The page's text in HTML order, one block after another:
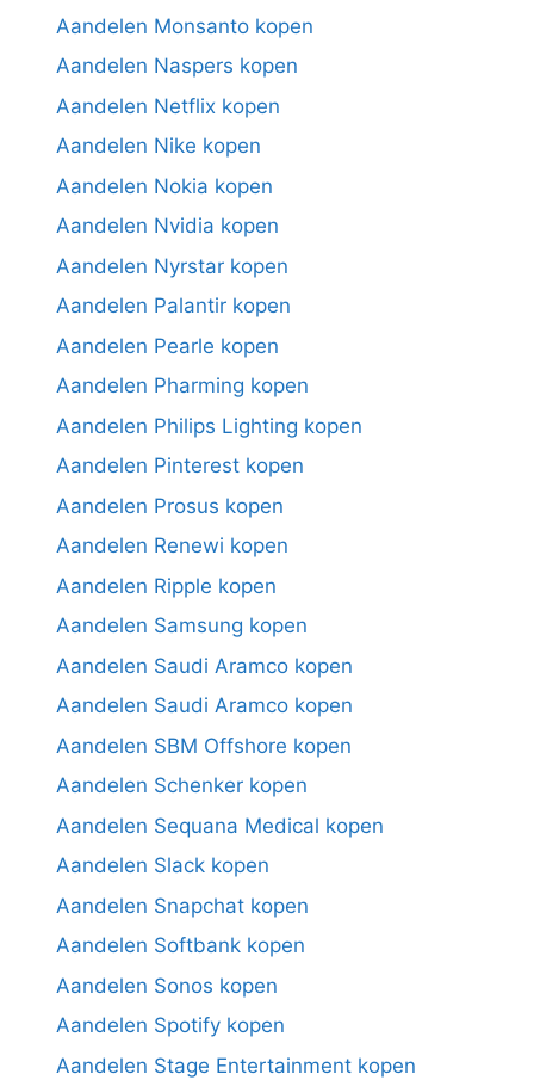
Aandelen Monsanto kopen
Aandelen Naspers kopen
Aandelen Netflix kopen
Aandelen Nike kopen
Aandelen Nokia kopen
Aandelen Nvidia kopen
Aandelen Nyrstar kopen
Aandelen Palantir kopen
Aandelen Pearle kopen
Aandelen Pharming kopen
Aandelen Philips Lighting kopen
Aandelen Pinterest kopen
Aandelen Prosus kopen
Aandelen Renewi kopen
Aandelen Ripple kopen
Aandelen Samsung kopen
Aandelen Saudi Aramco kopen
Aandelen Saudi Aramco kopen
Aandelen SBM Offshore kopen
Aandelen Schenker kopen
Aandelen Sequana Medical kopen
Aandelen Slack kopen
Aandelen Snapchat kopen
Aandelen Softbank kopen
Aandelen Sonos kopen
Aandelen Spotify kopen
Aandelen Stage Entertainment kopen